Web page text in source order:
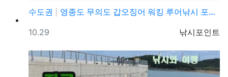
수도권
영종도 무의도 갑오징어 워킹 루어낚시 포인트 및 채비정…
등록자
낚시포인트
등록일
10.29